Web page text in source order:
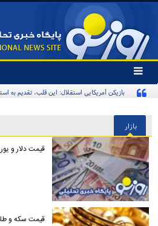
تغییر
وضعیت
منوی
ها
بازیکن آمریکایی استقلال: این قلب، تقدیم به
بازار
قیمت دلار و یورو
قیمت سکه و طلا امروز